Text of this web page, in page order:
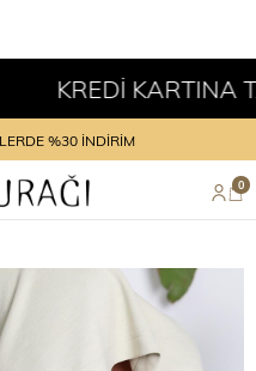
KREDİ KARTINA
%30 İNDİRİM
0